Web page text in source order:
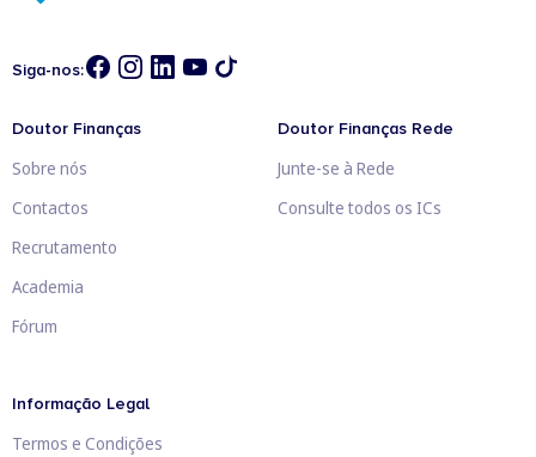
Siga-nos:
Doutor Finanças
Sobre nós
Contactos
Recrutamento
Academia
Fórum
Doutor Finanças Rede
Junte-se à Rede
Consulte todos os ICs
Informação Legal
Termos e Condições